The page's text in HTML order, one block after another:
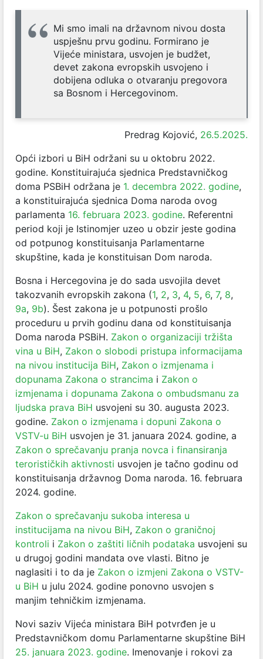
Mi smo imali na državnom nivou dosta
uspješnu prvu godinu. Formirano je
Vijeće ministara, usvojen je budžet,
devet zakona evropskih usvojeno i
dobijena odluka o otvaranju pregovora
sa Bosnom i Hercegovinom.
Predrag Kojović, 26.5.2025.
Opći izbori u BiH održani su u oktobru 2022.
godine. Konstituirajuća sjednica Predstavničkog
doma PSBiH održana je 1. decembra 2022. godine,
a konstituirajuća sjednica Doma naroda ovog
parlamenta 16. februara 2023. godine. Referentni
period koji je Istinomjer uzeo u obzir jeste godina
od potpunog konstituisanja Parlamentarne
skupštine, kada je konstituisan Dom naroda.
Bosna i Hercegovina je do sada usvojila devet
takozvanih evropskih zakona (1, 2, 3, 4, 5, 6, 7, 8,
9a, 9b). Šest zakona je u potpunosti prošlo
proceduru u prvih godinu dana od konstituisanja
Doma naroda PSBiH. Zakon o organizaciji tržišta
vina u BiH, Zakon o slobodi pristupa informacijama
na nivou institucija BiH, Zakon o izmjenama i
dopunama Zakona o strancima i Zakon o
izmjenama i dopunama Zakona o ombudsmanu za
ljudska prava BiH usvojeni su 30. augusta 2023.
godine. Zakon o izmjenama i dopuni Zakona o
VSTV-u BiH usvojen je 31. januara 2024. godine, a
Zakon o sprečavanju pranja novca i finansiranja
terorističkih aktivnosti usvojen je tačno godinu od
konstituisanja državnog Doma naroda. 16. februara
2024. godine.
Zakon o sprečavanju sukoba interesa u
institucijama na nivou BiH, Zakon o graničnoj
kontroli i Zakon o zaštiti ličnih podataka usvojeni su
u drugoj godini mandata ove vlasti. Bitno je
naglasiti i to da je Zakon o izmjeni Zakona o VSTV-
u BiH u julu 2024. godine ponovno usvojen s
manjim tehničkim izmjenama.
Novi saziv Vijeća ministara BiH potvrđen je u
Predstavničkom domu Parlamentarne skupštine BiH
25. januara 2023. godine. Imenovanje i rokovi za